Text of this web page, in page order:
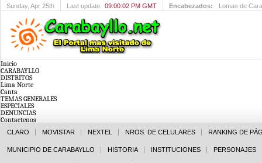
Sunday, Apr 25th Last update: 09:00:02 PM GMT Encabezados: Ganadores de
Inicio
CARABAYLLO
DISTRITOS
Lima Norte
Canta
TEMAS GENERALES
ESPECIALES
DENUNCIAS
Contactenos
CLARO MOVISTAR NEXTEL NROS. DE CELULARES RANKING DE
MUNICIPIO DE CARABAYLLO HISTORIA INSTITUCIONES PERSONAJES